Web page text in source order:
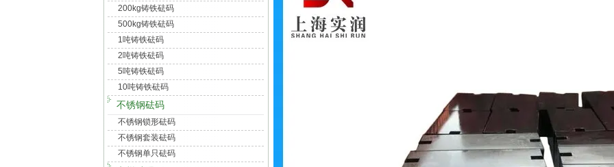
200kg铸铁砝码
500kg铸铁砝码
1吨铸铁砝码
2吨铸铁砝码
5吨铸铁砝码
10吨铸铁砝码
不锈钢砝码
不锈钢锁形砝码
不锈钢套装砝码
不锈钢单只砝码